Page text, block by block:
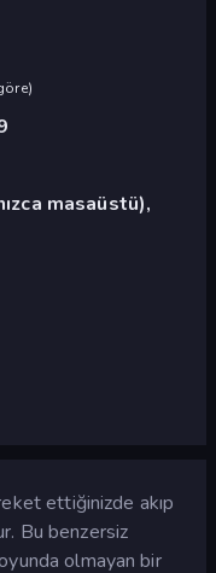
)
masaüstü),
ettiğinizde akıp
Bu benzersiz
olmayan bir